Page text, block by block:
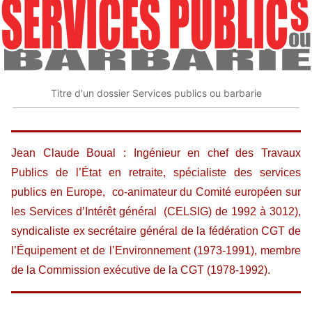
Titre d'un dossier Services publics ou barbarie
Jean Claude Boual :
Ingénieur en chef des Travaux
Publics de l’État en retraite, spécialiste des services
publics en Europe, co-animateur du Comité européen sur
les Services d’Intérêt général (CELSIG) de 1992 à 3012),
syndicaliste ex secrétaire général de la fédération CGT de
l’Équipement et de l’Environnement (1973-1991), membre
de la Commission exécutive de la CGT (1978-1992).